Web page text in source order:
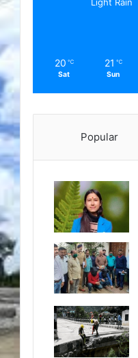
20 ℃
Sat
21 ℃
Sun
Popular